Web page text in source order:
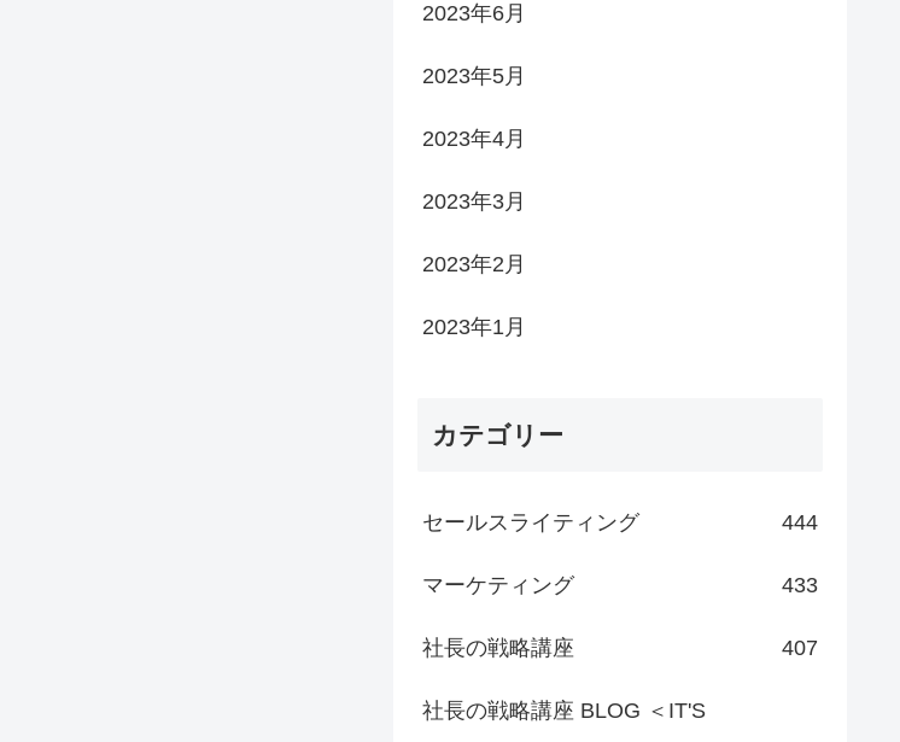
2023年6月
2023年5月
2023年4月
2023年3月
2023年2月
2023年1月
カテゴリー
セールスライティング 444
マーケティング 433
社長の戦略講座 407
社長の戦略講座 BLOG ＜IT'S